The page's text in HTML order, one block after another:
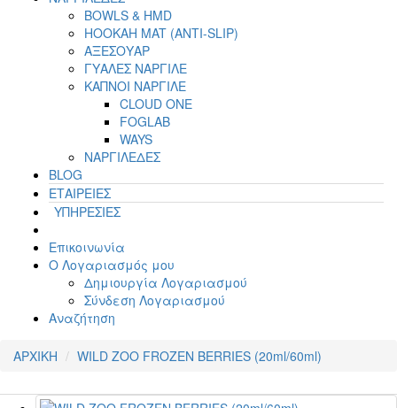
BOWLS & HMD
HOOKAH MAT (ANTI-SLIP)
ΑΞΕΣΟΥΑΡ
ΓΥΑΛΕΣ ΝΑΡΓΙΛΕ
ΚΑΠΝΟΙ ΝΑΡΓΙΛΕ
CLOUD ONE
FOGLAB
WAYS
ΝΑΡΓΙΛΕΔΕΣ
BLOG
ΕΤΑΙΡΕΙΕΣ
ΥΠΗΡΕΣΙΕΣ
Επικοινωνία
Ο Λογαριασμός μου
Δημιουργία Λογαριασμού
Σύνδεση Λογαριασμού
Αναζήτηση
ΑΡΧΙΚΗ WILD ZOO FROZEN BERRIES (20ml/60ml)